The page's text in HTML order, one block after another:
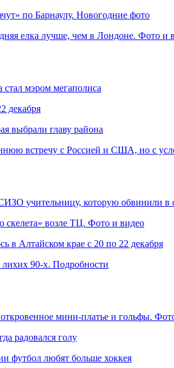
по Барнаулу. Новогодние фото
елка лучше, чем в Лондоне. Фото и
стал мэром мегаполиса
декабря
выбрали главу района
встречу с Россией и США, но с
учительницу, которую обвинили
скелета» возле ТЦ. Фото и видео
в Алтайском крае с 20 по 22 декабря
90-х. Подробности
мини-платье и гольфы.
радовался голу
футбол любят больше хоккея